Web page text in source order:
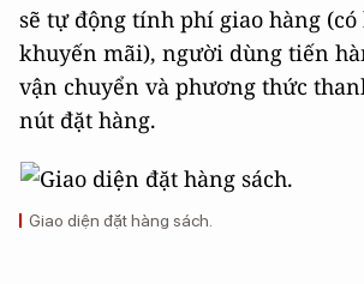
sẽ tự động tính phí giao hàng
khuyến mãi), người dùng tiến
vận chuyển và phương thức
nút đặt hàng.
Giao diện đặt hàng sách.